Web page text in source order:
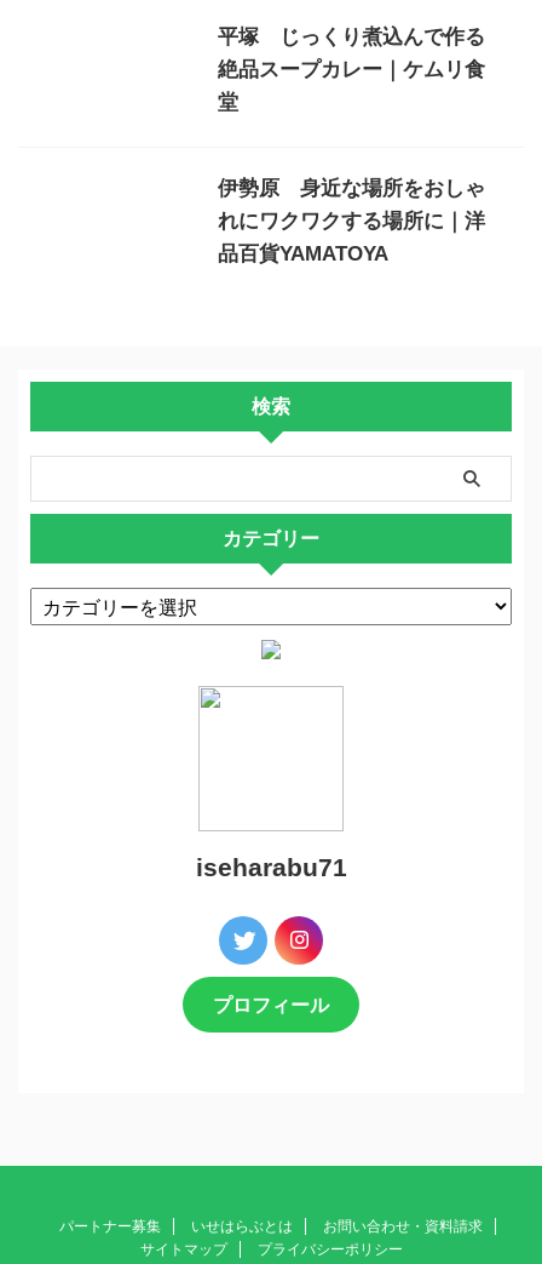
平塚 じっくり煮込んで作る
絶品スープカレー｜ケムリ食
堂
伊勢原 身近な場所をおしゃ
れにワクワクする場所に｜洋
品百貨YAMATOYA
検索
カテゴリー
iseharabu71
プロフィール
パートナー募集 いせはらぶとは
お問い合わせ・資料請求
サイトマップ
プライバシーポリシー